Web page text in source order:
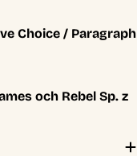
Choice / Paragraph
och Rebel Sp. z